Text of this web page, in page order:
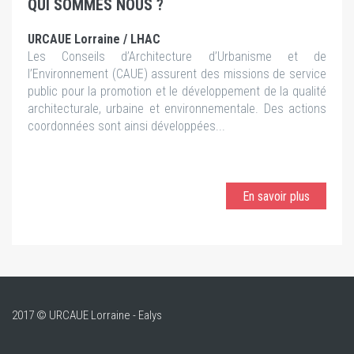
QUI SOMMES NOUS ?
URCAUE Lorraine / LHAC
Les Conseils d’Architecture d’Urbanisme et de
l’Environnement (CAUE) assurent des missions de service
public pour la promotion et le développement de la qualité
architecturale, urbaine et environnementale. Des actions
coordonnées sont ainsi développées...
En savoir plus
2017 © URCAUE Lorraine - Ealys